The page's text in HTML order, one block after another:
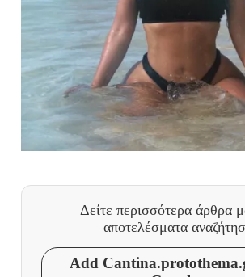
Δείτε περισσότερα άρθρα
αποτελέσματα
Add